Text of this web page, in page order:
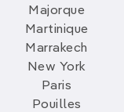
Majorque
Martinique
Marrakech
New York
Paris
Pouilles